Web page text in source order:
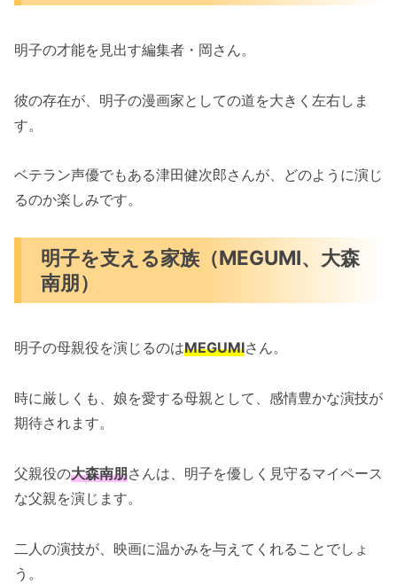
明子の才能を見出す編集者・岡さん。
彼の存在が、明子の漫画家としての道を大きく左右しま
す。
ベテラン声優でもある津田健次郎さんが、どのように演じ
るのか楽しみです。
明子を支える家族（MEGUMI、大森
南朋）
明子の母親役を演じるのはMEGUMIさん。
時に厳しくも、娘を愛する母親として、感情豊かな演技が
期待されます。
父親役の大森南朋さんは、明子を優しく見守るマイペース
な父親を演じます。
二人の演技が、映画に温かみを与えてくれることでしょ
う。